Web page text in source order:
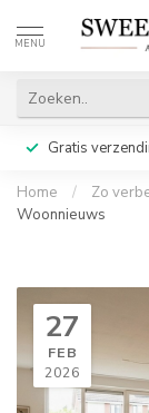
MENU
Gratis
Home / Zo
Woonnieuws
27
FEB
2026